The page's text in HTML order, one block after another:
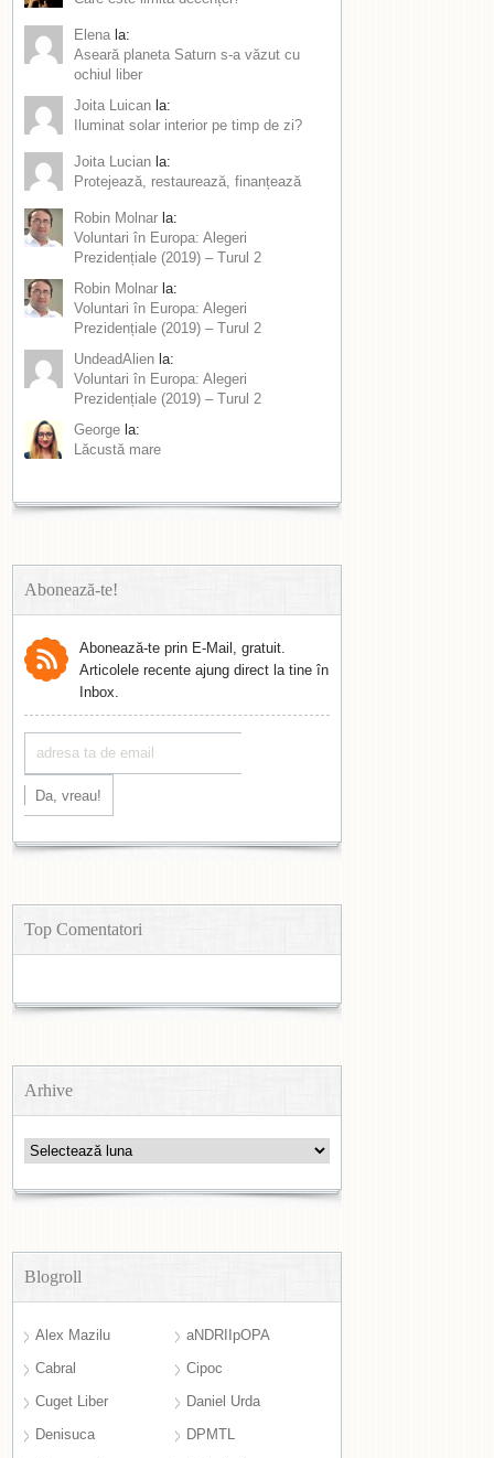
Elena la:
Aseară planeta Saturn s-a văzut cu
ochiul liber
Joita Luican la:
Iluminat solar interior pe timp de zi?
Joita Lucian la:
Protejează, restaurează, finanțează
Robin Molnar la:
Voluntari în Europa: Alegeri
Prezidențiale (2019) – Turul 2
Robin Molnar la:
Voluntari în Europa: Alegeri
Prezidențiale (2019) – Turul 2
UndeadAlien la:
Voluntari în Europa: Alegeri
Prezidențiale (2019) – Turul 2
George la:
Lăcustă mare
Abonează-te!
Abonează-te prin E-Mail, gratuit.
Articolele recente ajung direct la tine în
Inbox.
Top Comentatori
Arhive
Arhive
Blogroll
Alex Mazilu
aNDRIIpOPA
Cabral
Cipoc
Cuget Liber
Daniel Urda
Denisuca
DPMTL